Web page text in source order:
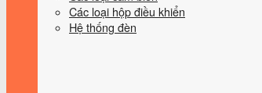
Các loại hộp điều khiển
Hệ thống đèn